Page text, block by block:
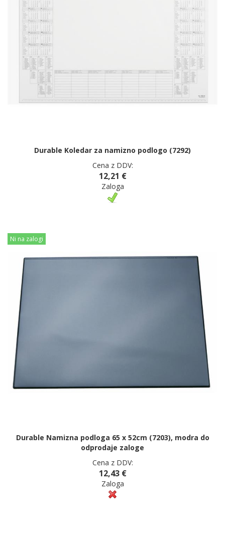
Durable Koledar za namizno podlogo (7292)
Cena z DDV:
12,21 €
Zaloga
Ni na zalogi
Durable Namizna podloga 65 x 52cm (7203), modra do
odprodaje zaloge
Cena z DDV:
12,43 €
Zaloga